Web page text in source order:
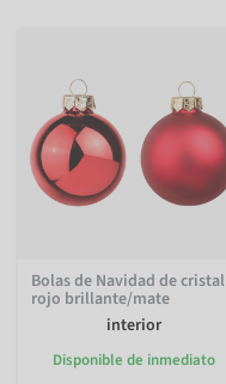
Bolas de Navidad de cristal
rojo brillante/mate
interior
Disponible de inmediato